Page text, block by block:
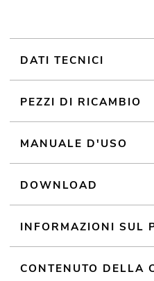
centri sportivipalestre; Sala
DATI TECNICI
PEZZI DI RICAMBIO
MANUALE D'USO
DOWNLOAD
INFORMAZIONI SUL
CONTENUTO DELLA